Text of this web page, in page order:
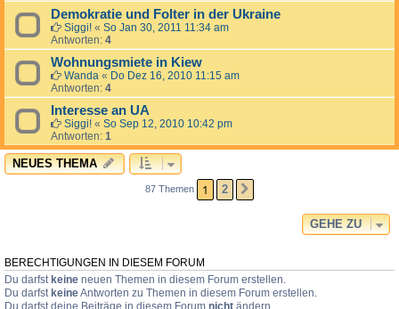
Demokratie und Folter in der Ukraine
Siggi! « So Jan 30, 2011 11:34 am
Antworten: 4
Wohnungsmiete in Kiew
Wanda « Do Dez 16, 2010 11:15 am
Antworten: 4
Interesse an UA
Siggi! « So Sep 12, 2010 10:42 pm
Antworten: 1
NEUES THEMA
87 Themen 1 2
GEHE ZU
BERECHTIGUNGEN IN DIESEM FORUM
Du darfst keine neuen Themen in diesem Forum erstellen.
Du darfst keineAntworten zu Themen in diesem Forum erstellen.